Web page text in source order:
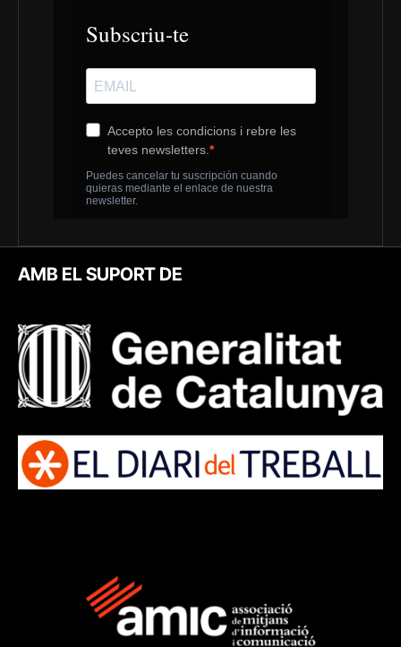
AMB EL SUPORT DE